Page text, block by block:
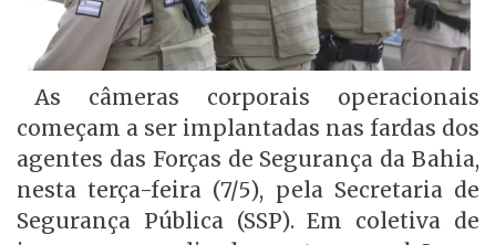
As câmeras corporais operacionais
começam a ser implantadas nas fardas dos
agentes das Forças de Segurança da Bahia,
nesta terça-feira (7/5), pela Secretaria de
Segurança Pública (SSP). Em coletiva de